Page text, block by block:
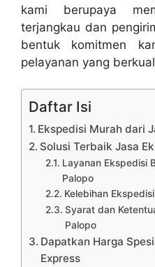
kami berupaya
terjangkau dan
bentuk komitmen
pelayanan yang
Daftar Isi
Ekspedisi Murah dari
Solusi Terbaik Jasa
Layanan Ekspedisi
Palopo
Kelebihan
Syarat dan
Palopo
Dapatkan Harga
Express